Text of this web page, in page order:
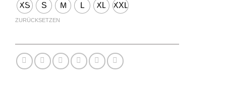
XS S M L XL XXL
ZURÜCKSETZEN